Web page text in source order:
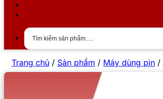
Trang chủ / Sản phẩm / Máy dùng pin /